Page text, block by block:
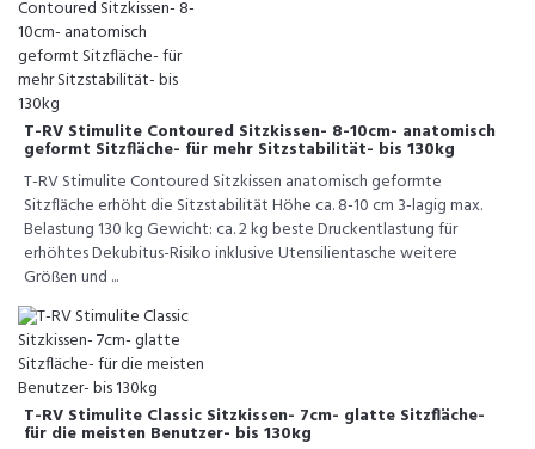
T-RV Stimulite Contoured Sitzkissen- 8-10cm- anatomisch
geformt Sitzfläche- für mehr Sitzstabilität- bis 130kg
T-RV Stimulite Contoured Sitzkissen anatomisch geformte
Sitzfläche erhöht die Sitzstabilität Höhe ca. 8-10 cm 3-lagig max.
Belastung 130 kg Gewicht: ca. 2 kg beste Druckentlastung für
erhöhtes Dekubitus-Risiko inklusive Utensilientasche weitere
Größen und ...
T-RV Stimulite Classic Sitzkissen- 7cm- glatte Sitzfläche-
für die meisten Benutzer- bis 130kg